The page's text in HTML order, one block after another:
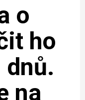
o
ho
na